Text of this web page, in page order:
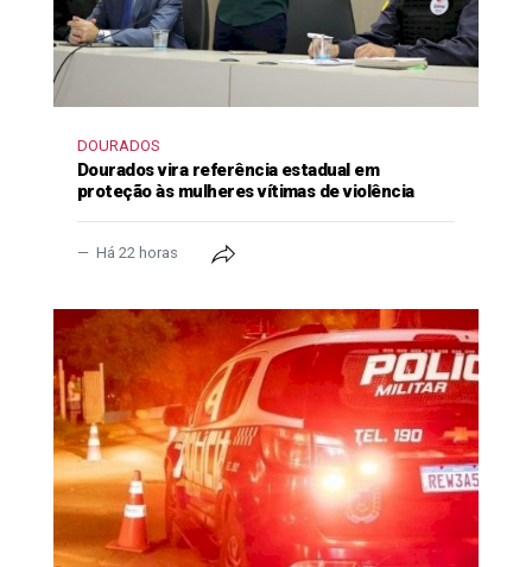
DOURADOS
Dourados vira referência estadual em
proteção às mulheres vítimas de violência
Há 22 horas